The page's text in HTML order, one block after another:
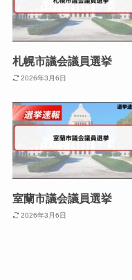
札幌市議会議員選挙
2026年3月6日
室蘭市議会議員選挙
2026年3月6日